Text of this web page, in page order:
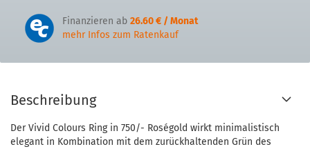
Finanzieren ab 26.60 € / Monat
mehr Infos zum Ratenkauf
Beschreibung
Der Vivid Colours Ring in 750/- Roségold wirkt minimalistisch
elegant in Kombination mit dem zurückhaltenden Grün des